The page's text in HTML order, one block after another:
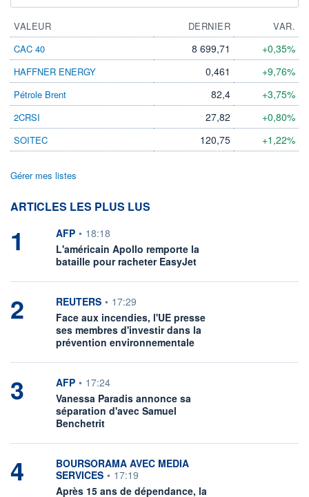
VALEUR DERNIER
VAR.
CAC 40
8 699,71 +0,35%
HAFFNER ENERGY 0,461 +9,76%
Pétrole Brent 82,4 +3,75%
2CRSI 27,82 +0,80%
SOITEC 120,75 +1,22%
Gérer mes listes
ARTICLES LES PLUS LUS
1 information fournie par
AFP • 18:18
L'américain Apollo remporte la
bataille pour racheter EasyJet
2 information fournie par
REUTERS • 17:29
Face aux incendies, l'UE presse
ses membres d'investir dans la
prévention environnementale
3 information fournie par
AFP • 17:24
Vanessa Paradis annonce sa
séparation d'avec Samuel
Benchetrit
4 information fournie par
BOURSORAMA AVEC MEDIA
SERVICES • 17:19
Après 15 ans de dépendance, la